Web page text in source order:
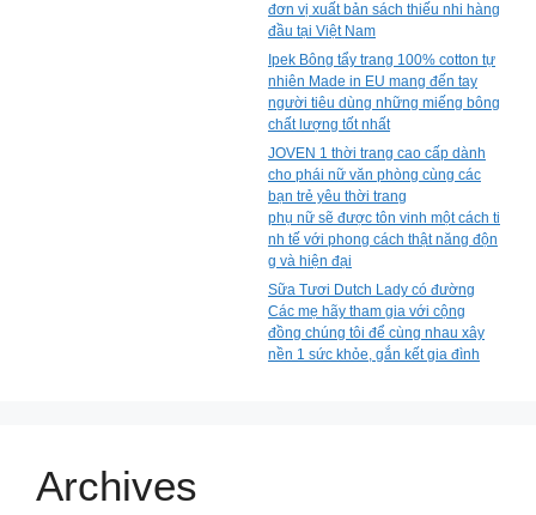
đơn vị xuất bản sách thiếu nhi hàng
đầu tại Việt Nam
Ipek Bông tẩy trang 100% cotton tự
nhiên Made in EU mang đến tay
người tiêu dùng những miếng bông
chất lượng tốt nhất
JOVEN 1 thời trang cao cấp dành
cho phái nữ văn phòng cùng các
bạn trẻ yêu thời trang
phụ nữ sẽ được tôn vinh một cách ti
nh tế với phong cách thật năng độn
g và hiện đại
Sữa Tươi Dutch Lady có đường
Các mẹ hãy tham gia với cộng
đồng chúng tôi để cùng nhau xây
nền 1 sức khỏe, gắn kết gia đình
Archives